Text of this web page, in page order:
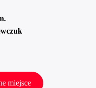
miejsce